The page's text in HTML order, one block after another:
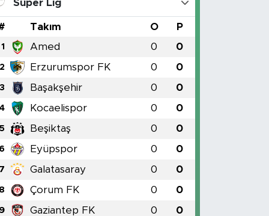
Süper Lig
Takım O P
1 Amed 0 0
2 Erzurumspor FK 0 0
3 Başakşehir 0 0
Kocaelispor 0 0
5 Beşiktaş 0 0
6 Eyüpspor 0 0
7 Galatasaray 0 0
8 Çorum FK 0 0
9 Gaziantep FK 0 0